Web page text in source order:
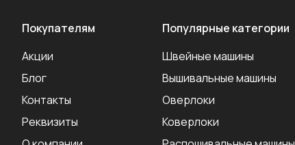
Покупателям
Акции
Блог
Контакты
Реквизиты
Популярные категории
Швейные машины
Вышивальные машины
Оверлоки
Коверлоки